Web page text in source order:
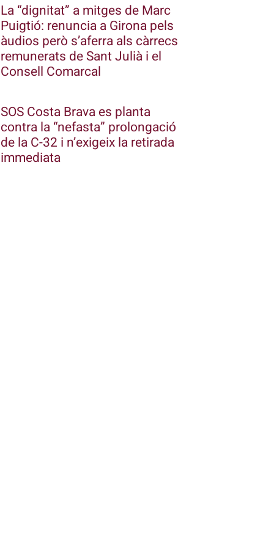
La “dignitat” a mitges de Marc
Puigtió: renuncia a Girona pels
àudios però s’aferra als càrrecs
remunerats de Sant Julià i el
Consell Comarcal
SOS Costa Brava es planta
contra la “nefasta” prolongació
de la C-32 i n’exigeix la retirada
immediata